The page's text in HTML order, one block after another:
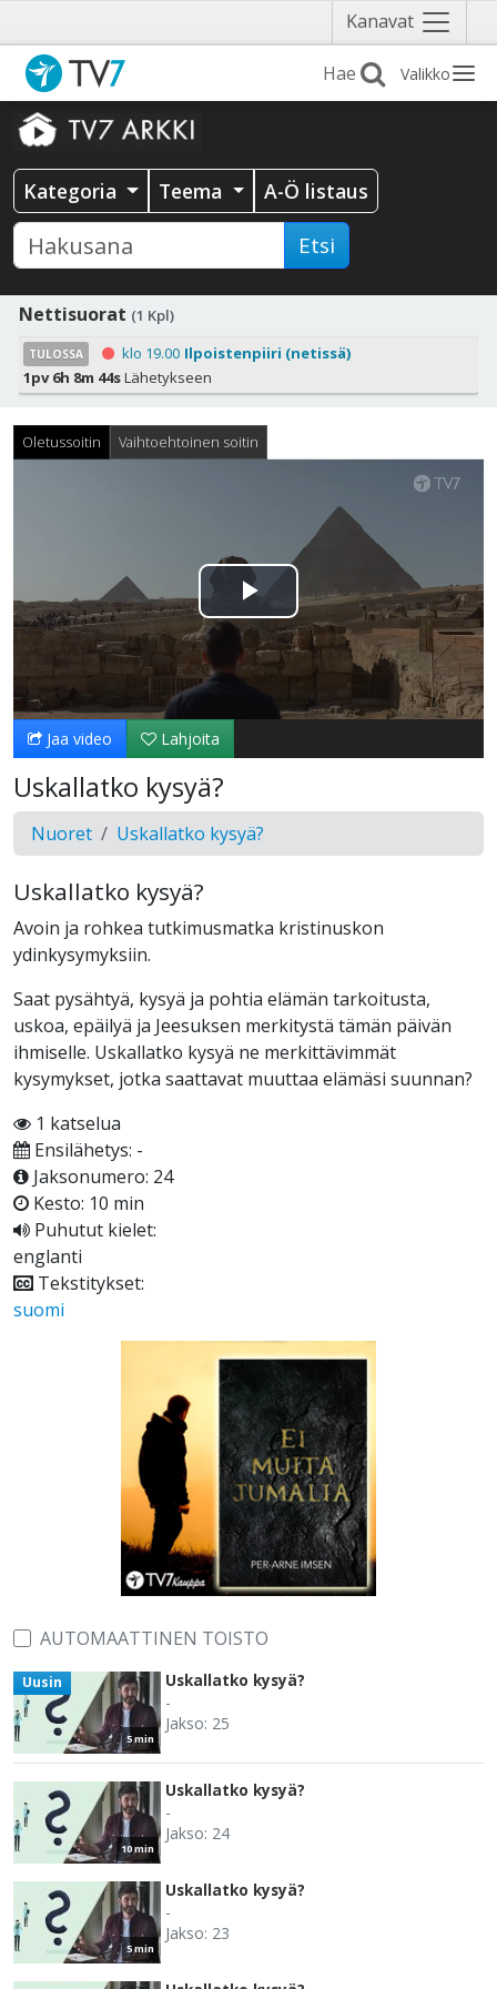
Kanavat Näytä
valikko
Valikko
Kategoria Teema A-Ö listaus
Etsi
Nettisuorat (1 Kpl)
TULOSSA klo 19.00 Ilpoistenpiiri (netissä)
1pv 6h 8m 43sLähetykseen
Oletussoitin Vaihtoehtoinen soitin
Toista
Video
Jaa video Lahjoita
Uskallatko kysyä?
Nuoret Uskallatko kysyä?
Uskallatko kysyä?
Avoin ja rohkea tutkimusmatka kristinuskon
ydinkysymyksiin.
Saat pysähtyä, kysyä ja pohtia elämän tarkoitusta,
uskoa, epäilyä ja Jeesuksen merkitystä tämän päivän
ihmiselle. Uskallatko kysyä ne merkittävimmät
kysymykset, jotka saattavat muuttaa elämäsi suunnan?
1 katselua
Ensilähetys: -
Jaksonumero: 24
Kesto: 10 min
Puhutut kielet:
englanti
Tekstitykset:
suomi
AUTOMAATTINEN TOISTO
5 min
Uusin
Uskallatko kysyä?
-
Jakso: 25
10 min
Uskallatko kysyä?
-
Jakso: 24
5 min
Uskallatko kysyä?
-
Jakso: 23